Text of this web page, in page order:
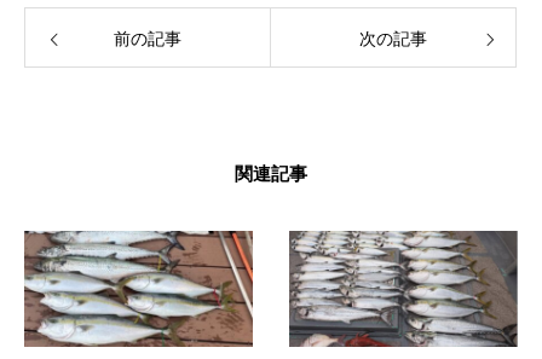
前の記事 次の記事
関連記事